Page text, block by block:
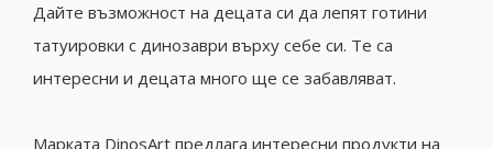
Дайте възможност на децата си да лепят готини
татуировки с динозаври върху себе си. Те са
интересни и децата много ще се забавляват.
Марката DinosArt предлага интересни продукти на